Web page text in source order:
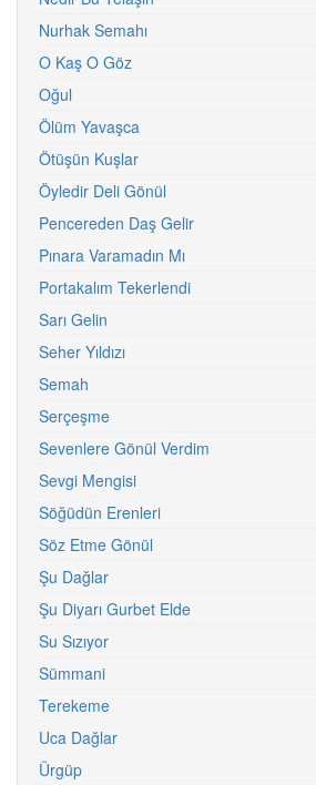
Nurhak Semahı
O Kaş O Göz
Oğul
Ölüm Yavaşca
Ötüşün Kuşlar
Öyledir Deli Gönül
Pencereden Daş Gelir
Pınara Varamadın Mı
Portakalım Tekerlendi
Sarı Gelin
Seher Yıldızı
Semah
Serçeşme
Sevenlere Gönül Verdim
Sevgi Mengisi
Söğüdün Erenleri
Söz Etme Gönül
Şu Dağlar
Şu Diyarı Gurbet Elde
Su Sızıyor
Sümmani
Terekeme
Uca Dağlar
Ürgüp